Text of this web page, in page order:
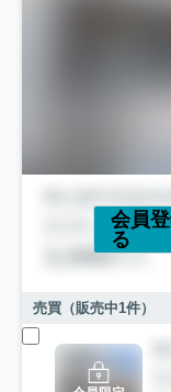
会員
る
売買（販売中1件）